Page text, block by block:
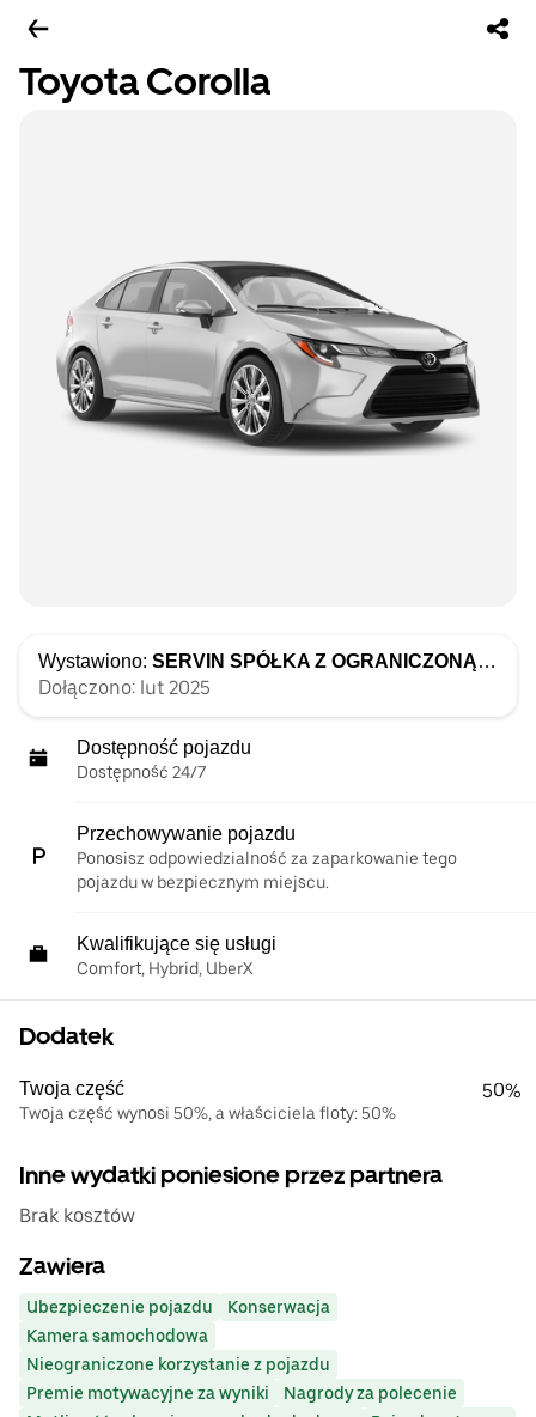
Toyota Corolla
Wystawiono: SERVIN SPÓŁKA Z OGRANICZONĄ ODPOWIEDZIALNOŚCIĄ
Dołączono: lut 2025
Dostępność pojazdu
Dostępność 24/7
Przechowywanie pojazdu
Ponosisz odpowiedzialność za zaparkowanie tego
pojazdu w bezpiecznym miejscu.
Kwalifikujące się usługi
Comfort, Hybrid, UberX
Dodatek
Twoja część
Twoja część wynosi 50%, a właściciela floty: 50%
50%
Inne wydatki poniesione przez partnera
Brak kosztów
Zawiera
Ubezpieczenie pojazdu
Konserwacja
Kamera samochodowa
Nieograniczone korzystanie z pojazdu
Premie motywacyjne za wyniki
Nagrody za polecenie